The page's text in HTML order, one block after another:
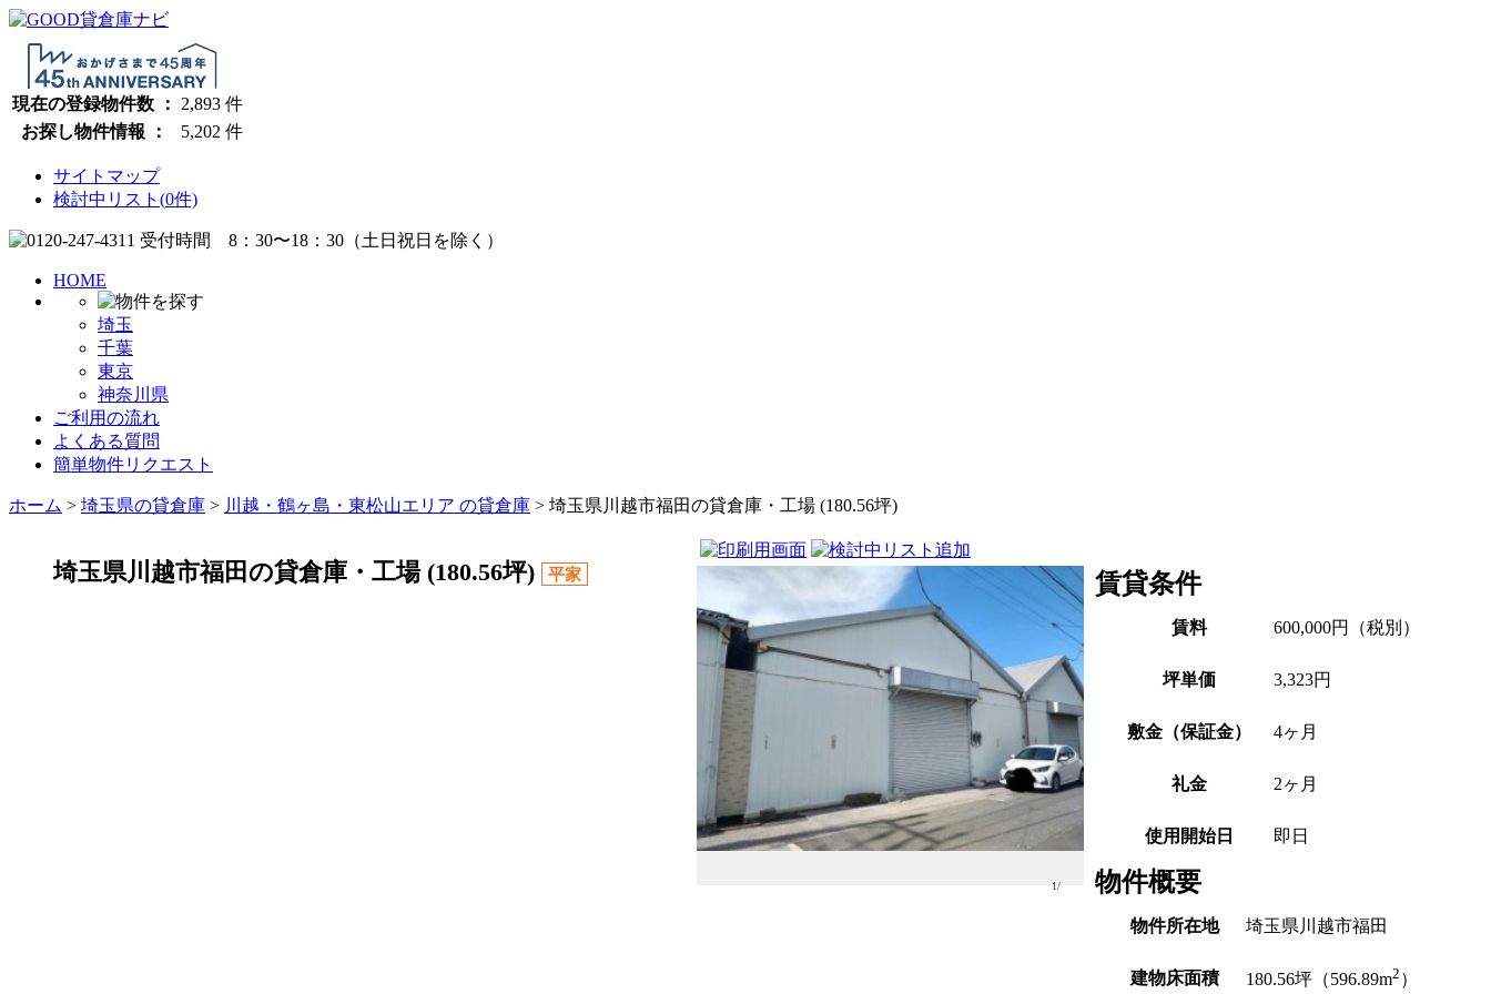
現在の登録物件数 ： 2,893 件
お探し物件情報 ：
5,202 件
サイトマップ
検討中リスト(0件)
HOME
埼玉
千葉
東京
神奈川県
ご利用の流れ
よくある質問
簡単物件リクエスト
ホーム > 埼玉県の貸倉庫 > 川越・鶴ヶ島・東松山エリア の貸倉庫 > 埼玉県川越市福田の貸倉庫・工場 (180.56坪)
埼玉県川越市福田の貸倉庫・工場 (180.56坪) 平家
1/
賃貸条件
賃料 600,000円（税別）
坪単価 3,323円
敷金（保証金） 4ヶ月
礼金 2ヶ月
使用開始日 即日
物件概要
物件所在地 埼玉県川越市福田
建物床面積 180.56坪（596.89m2 ）